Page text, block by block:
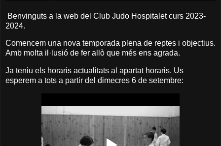
Benvinguts a la web del Club Judo Hospitalet curs 2023-
2024.
Comencem una nova temporada plena de reptes i objectius.
Amb molta il·lusió de fer allò que més ens agrada.
Ja teniu els horaris actualitats al apartat horaris. Us
esperem a tots a partir del dimecres 6 de setembre: